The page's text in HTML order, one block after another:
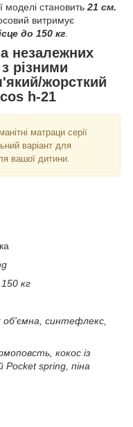
моделі становить 21 см.
витримує
до 150 кг
незалежних
різними
жорсткий
h-21
матраци серії
варіант для
вашої дитини.
кг
об'ємна, синтефлекс,
кокос із
spring, піна